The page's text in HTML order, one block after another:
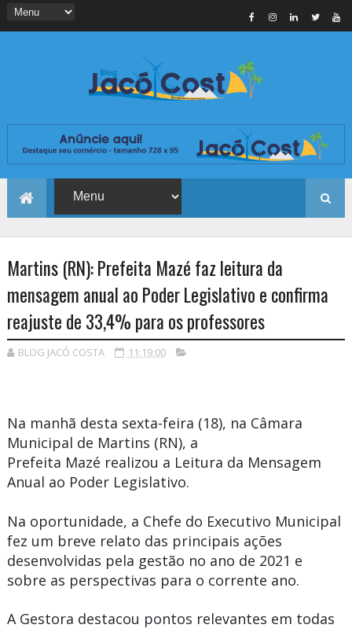
Martins (RN): Prefeita Mazé faz leitura da
mensagem anual ao Poder Legislativo e confirma
reajuste de 33,4% para os professores
BLOG JACÓ COSTA 11:19:00
Na manhã desta sexta-feira (18), na Câmara
Municipal de Martins (RN), a
Prefeita Mazé realizou a Leitura da Mensagem
Anual ao Poder Legislativo.
Na oportunidade, a Chefe do Executivo Municipal
fez um breve relato das principais ações
desenvolvidas pela gestão no ano de 2021 e
sobre as perspectivas para o corrente ano.
A Gestora destacou pontos relevantes em todas